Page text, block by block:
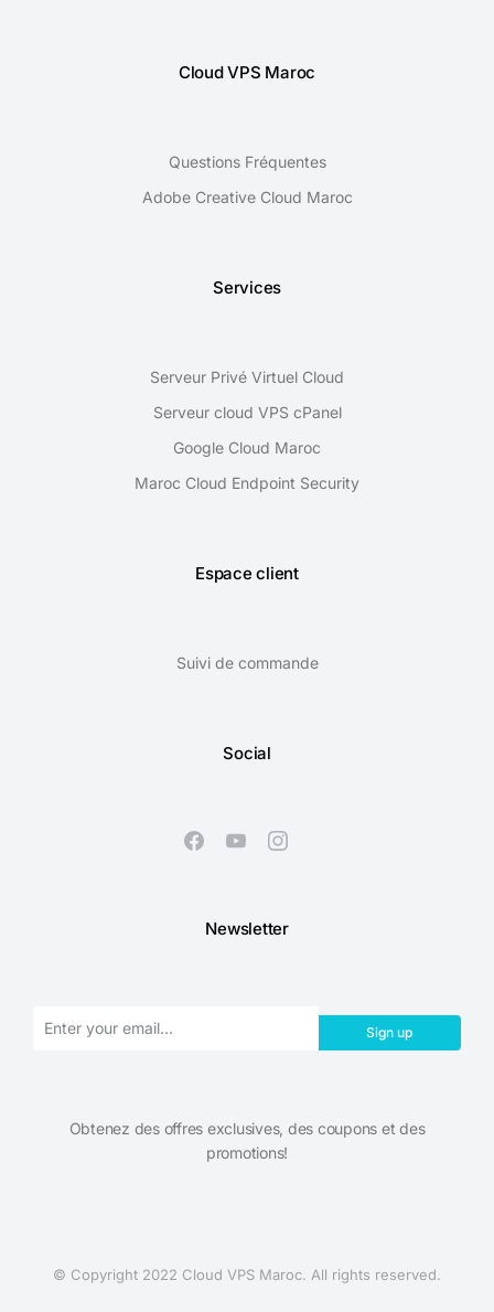
Cloud VPS Maroc
Questions Fréquentes
Adobe Creative Cloud Maroc
Services
Serveur Privé Virtuel Cloud
Serveur cloud VPS cPanel
Google Cloud Maroc
Maroc Cloud Endpoint Security
Espace client
Suivi de commande
Social
Newsletter
Sign up
Obtenez des offres exclusives, des coupons et des
promotions!​
© Copyright 2022 Cloud VPS Maroc. All rights reserved.